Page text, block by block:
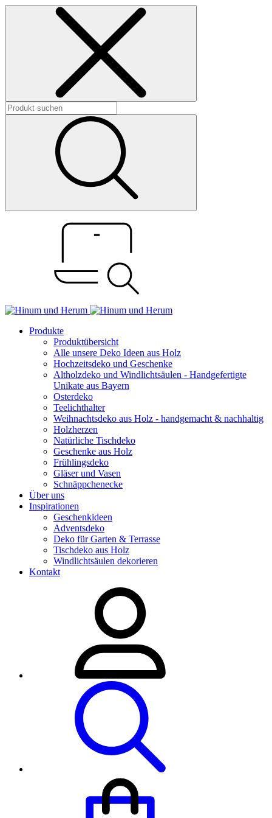
Produkte
Produktübersicht
Alle unsere Deko Ideen aus Holz
Hochzeitsdeko und Geschenke
Altholzdeko und Windlichtsäulen - Handgefertigte
Unikate aus Bayern
Osterdeko
Teelichthalter
Weihnachts­deko aus Holz - handgemacht & nachhaltig
Holzherzen
Natürliche Tischdeko
Geschenke aus Holz
Frühlingsdeko
Gläser und Vasen
Schnäppchenecke
Über uns
Inspirationen
Geschenkideen
Adventsdeko
Deko für Garten & Terrasse
Tischdeko aus Holz
Windlichtsäulen dekorieren
Kontakt